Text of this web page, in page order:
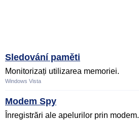
Sledování paměti
Monitorizați utilizarea memoriei.
Windows Vista
Modem Spy
Înregistrări ale apelurilor prin modem.